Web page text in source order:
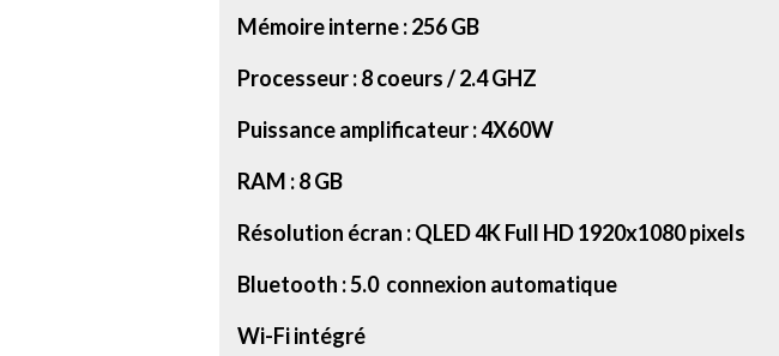
Mémoire interne : 256 GB
Processeur : 8 coeurs / 2.4 GHZ
Puissance amplificateur : 4X60W
RAM : 8 GB
Résolution écran : QLED 4K Full HD 1920x1080 pixels
Bluetooth : 5.0 connexion automatique
Wi-Fi intégré